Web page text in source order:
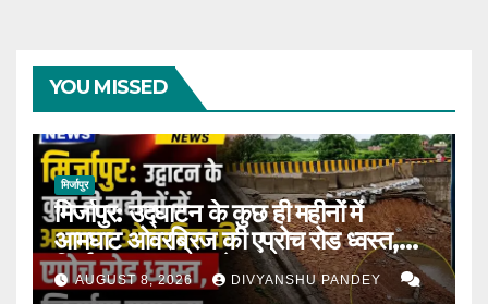
YOU MISSED
मिर्जापुर
मिर्जापुर: उद्घाटन के कुछ ही महीनों में
आमघाट ओवरब्रिज की एप्रोच रोड ध्वस्त,
निर्माण गुणवत्ता पर उठे सवाल |
AUGUST 8, 2026 DIVYANSHU PANDEY